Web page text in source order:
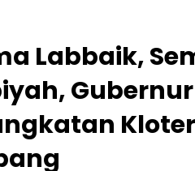
Labbaik,
Kloter